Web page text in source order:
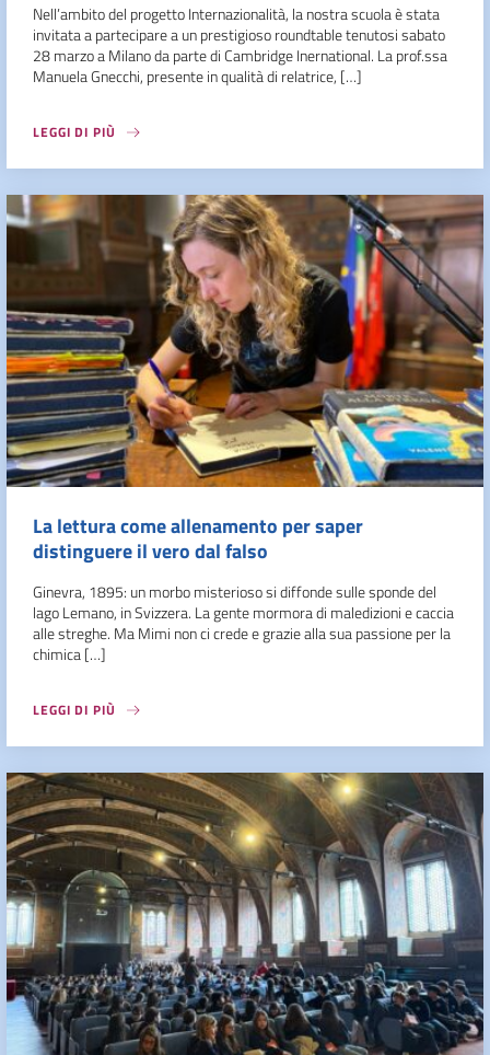
Nell’ambito del progetto Internazionalità, la nostra scuola è stata
invitata a partecipare a un prestigioso roundtable tenutosi sabato
28 marzo a Milano da parte di Cambridge Inernational. La prof.ssa
Manuela Gnecchi, presente in qualità di relatrice, […]
LEGGI DI PIÙ
La lettura come allenamento per saper
distinguere il vero dal falso
Ginevra, 1895: un morbo misterioso si diffonde sulle sponde del
lago Lemano, in Svizzera. La gente mormora di maledizioni e caccia
alle streghe. Ma Mimi non ci crede e grazie alla sua passione per la
chimica […]
LEGGI DI PIÙ